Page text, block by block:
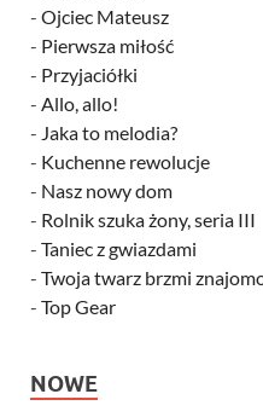
- Ojciec Mateusz
- Pierwsza miłość
- Przyjaciółki
- Allo, allo!
- Jaka to melodia?
- Kuchenne rewolucje
- Nasz nowy dom
- Rolnik szuka żony, seria III
- Taniec z gwiazdami
- Twoja twarz brzmi
- Top Gear
NOWE